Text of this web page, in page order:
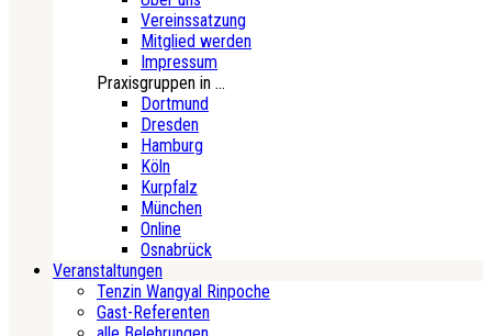
Vereinssatzung
Mitglied werden
Impressum
Praxisgruppen in ...
Dortmund
Dresden
Hamburg
Köln
Kurpfalz
München
Online
Osnabrück
Veranstaltungen
Tenzin Wangyal Rinpoche
Gast-Referenten